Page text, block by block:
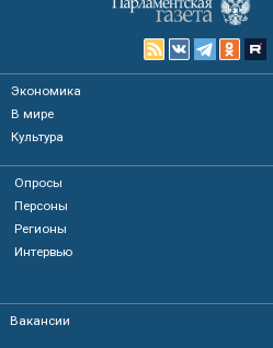
Экономика
В мире
Культура
Опросы
Персоны
Регионы
Интервью
Вакансии